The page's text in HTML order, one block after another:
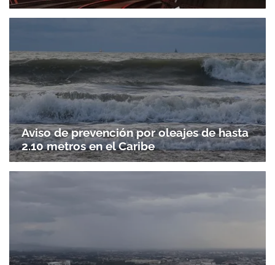
Aviso de prevención por oleajes de hasta
2.10 metros en el Caribe